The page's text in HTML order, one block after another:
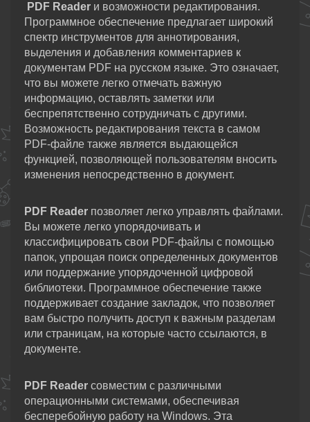
PDF Reader и возможности редактирования.
Программное обеспечение предлагает широкий
спектр инструментов для аннотирования,
выделения и добавления комментариев к
документам PDF на русском языке. Это означает,
что вы можете легко отмечать важную
информацию, оставлять заметки или
беспрепятственно сотрудничать с другими.
Возможность редактирования текста в самом
PDF-файле также является выдающейся
функцией, позволяющей пользователям вносить
изменения непосредственно в документ.
PDF Reader позволяет легко управлять файлами.
Вы можете легко упорядочивать и
классифицировать свои PDF-файлы с помощью
папок, упрощая поиск определенных документов
или поддержание упорядоченной цифровой
библиотеки. Программное обеспечение также
поддерживает создание закладок, что позволяет
вам быстро получить доступ к важным разделам
или страницам, на которые часто ссылаются, в
документе.
PDF Reader совместим с различными
операционными системами, обеспечивая
бесперебойную работу на Windows. Эта